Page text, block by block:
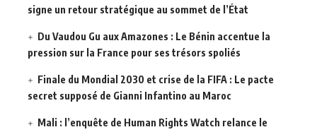
signe un retour stratégique au sommet de l’État
Du Vaudou Gu aux Amazones : Le Bénin accentue la
pression sur la France pour ses trésors spoliés
Finale du Mondial 2030 et crise de la FIFA : Le pacte
secret supposé de Gianni Infantino au Maroc
Mali : l’enquête de Human Rights Watch relance le